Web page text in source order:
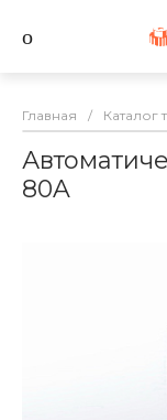
Главная / Каталог
80A